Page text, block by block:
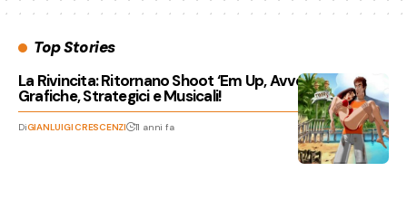
Top Stories
La Rivincita: Ritornano Shoot ‘Em Up, Avventure
Grafiche, Strategici e Musicali!
DiGIANLUIGI CRESCENZI 11 anni fa